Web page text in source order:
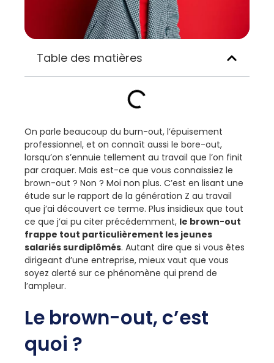
Table des matières
On parle beaucoup du burn-out, l’épuisement
professionnel, et on connaît aussi le bore-out,
lorsqu’on s’ennuie tellement au travail que l’on finit
par craquer. Mais est-ce que vous connaissiez le
brown-out ? Non ? Moi non plus. C’est en lisant une
étude sur le rapport de la génération Z au travail
que j’ai découvert ce terme. Plus insidieux que tout
ce que j’ai pu citer précédemment, le brown-out
frappe tout particulièrement les jeunes
salariés surdiplômés. Autant dire que si vous êtes
dirigeant d’une entreprise, mieux vaut que vous
soyez alerté sur ce phénomène qui prend de
l’ampleur.
Le brown-out, c’est
quoi ?